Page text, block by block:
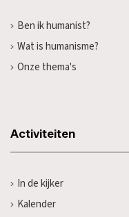
Ben ik humanist?
Wat is humanisme?
Onze thema's
Activiteiten
In de kijker
Kalender